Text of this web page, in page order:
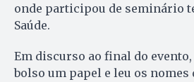
onde participou de seminário
Saúde.
Em discurso ao final do
bolso um papel e leu os nomes